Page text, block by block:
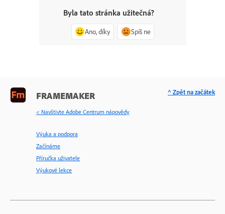
Byla tato stránka užitečná?
Ano, díky Spíš ne
FRAMEMAKER
< Navštivte Adobe Centrum nápovědy
Výuka a podpora
Začínáme
Příručka uživatele
Výukové lekce
^ Zpět na začátek